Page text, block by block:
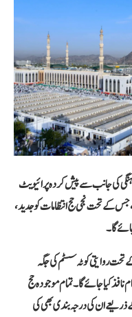
کی جانب سے پیش کردہ پرائیویٹ
دی ہے، جس کے تحت نجی حج انتظامات کو جدید،
گا۔
روایتی کوٹہ سسٹم کی جگہ
نافذ کیا جائے گا۔ تمام موجودہ حج
ذریعے ان کی درجہ بندی بھی کی